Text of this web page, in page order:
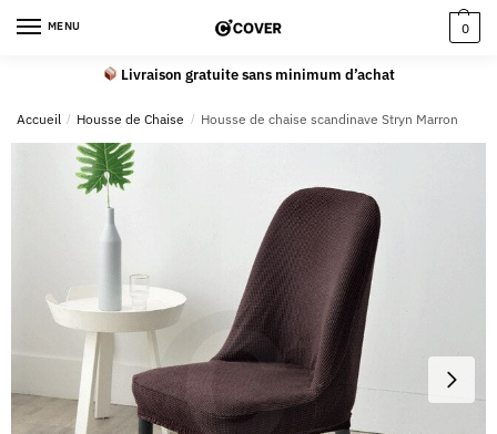
MENU 0
Livraison gratuite sans minimum d’achat
Accueil / Housse de Chaise / Housse de chaise scandinave Stryn Marron